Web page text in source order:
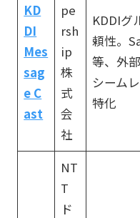
KD
DI
Mes
sag
e C
ast
pe
rsh
ip
株
式
会
社
KDDIグ
頼性。
等、外
シーム
特化
NT
T
ド